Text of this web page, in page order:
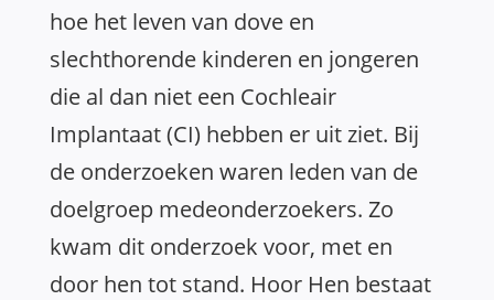
hoe het leven van dove en
slechthorende kinderen en jongeren
die al dan niet een Cochleair
Implantaat (CI) hebben er uit ziet. Bij
de onderzoeken waren leden van de
doelgroep medeonderzoekers. Zo
kwam dit onderzoek voor, met en
door hen tot stand. Hoor Hen bestaat